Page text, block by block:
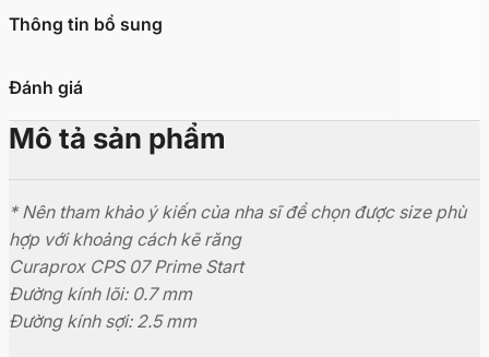
Thông tin bổ sung
Đánh giá
Mô tả sản phẩm
* Nên tham khảo ý kiến của nha sĩ để chọn được size phù
hợp với khoảng cách kẽ răng
Curaprox CPS 07 Prime Start
Đường kính lõi: 0.7 mm
Đường kính sợi: 2.5 mm